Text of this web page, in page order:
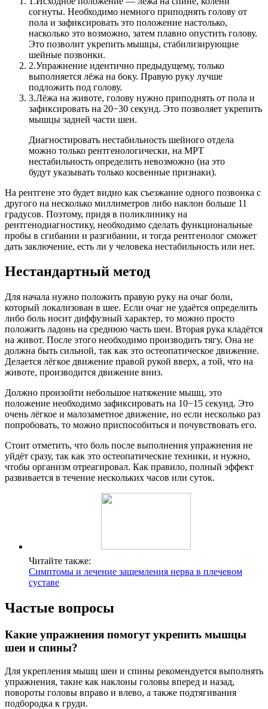
согнуты. Необходимо немного приподнять голову от
пола и зафиксировать это положение настолько,
насколько это возможно, затем плавно опустить голову.
Это позволит укрепить мышцы, стабилизирующие
шейные позвонки.
2.Упражнение идентично предыдущему, только
выполняется лёжа на боку. Правую руку лучше
подложить под голову.
3.Лёжа на животе, голову нужно приподнять от пола и
зафиксировать на 20−30 секунд. Это позволяет укрепить
мышцы задней части шеи.
Диагностировать нестабильность шейного отдела
можно только рентгенологически, на МРТ
нестабильность определить невозможно (на это
будут указывать только косвенные признаки).
На рентгене это будет видно как съезжание одного позвонка с
другого на несколько миллиметров либо наклон больше 11
градусов. Поэтому, придя в поликлинику на
рентгенодиагностику, необходимо сделать функциональные
пробы в сгибании и разгибании, и тогда рентгенолог сможет
дать заключение, есть ли у человека нестабильность или нет.
Нестандартный метод
Для начала нужно положить правую руку на очаг боли,
который локализован в шее. Если очаг не удаётся определить
либо боль носит диффузный характер, то можно просто
положить ладонь на среднюю часть шеи. Вторая рука кладётся
на живот. После этого необходимо производить тягу. Она не
должна быть сильной, так как это остеопатическое движение.
Делается лёгкое движение правой рукой вверх, а той, что на
животе, производится движение вниз.
Должно произойти небольшое натяжение мышц, это
положение необходимо зафиксировать на 10−15 секунд. Это
очень лёгкое и малозаметное движение, но если несколько раз
попробовать, то можно приспособиться и почувствовать его.
Стоит отметить, что боль после выполнения упражнения не
уйдёт сразу, так как это остеопатические техники, и нужно,
чтобы организм отреагировал. Как правило, полный эффект
развивается в течение нескольких часов или суток.
Читайте также:
Симптомы и лечение защемления нерва в плечевом
суставе
Частые вопросы
Какие упражнения помогут укрепить мышцы
шеи и спины?
Для укрепления мышц шеи и спины рекомендуется выполнять
упражнения, такие как наклоны головы вперед и назад,
повороты головы вправо и влево, а также подтягивания
подбородка к груди.